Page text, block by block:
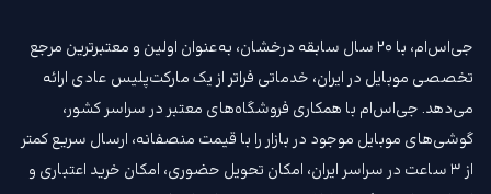
جی‌اس‌ام، با ۲۰ سال سابقه درخشان، به‌عنوان اولین و معتبرترین مرجع
تخصصی موبایل در ایران، خدماتی فراتر از یک مارکت‌پلیس عادی ارائه
می‌دهد. جی‌اس‌ام با همکاری فروشگاه‌های معتبر در سراسر کشور،
گوشی‌های موبایل موجود در بازار را با قیمت‌ منصفانه، ارسال سریع کمتر
از ۳ ساعت در سراسر ایران، امکان تحویل حضوری، امکان خرید اعتباری و